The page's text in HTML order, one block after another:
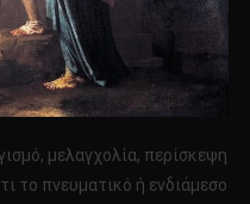
μελαγχολία, περίσκεψη
το πνευματικό ή ενδιάμεσο